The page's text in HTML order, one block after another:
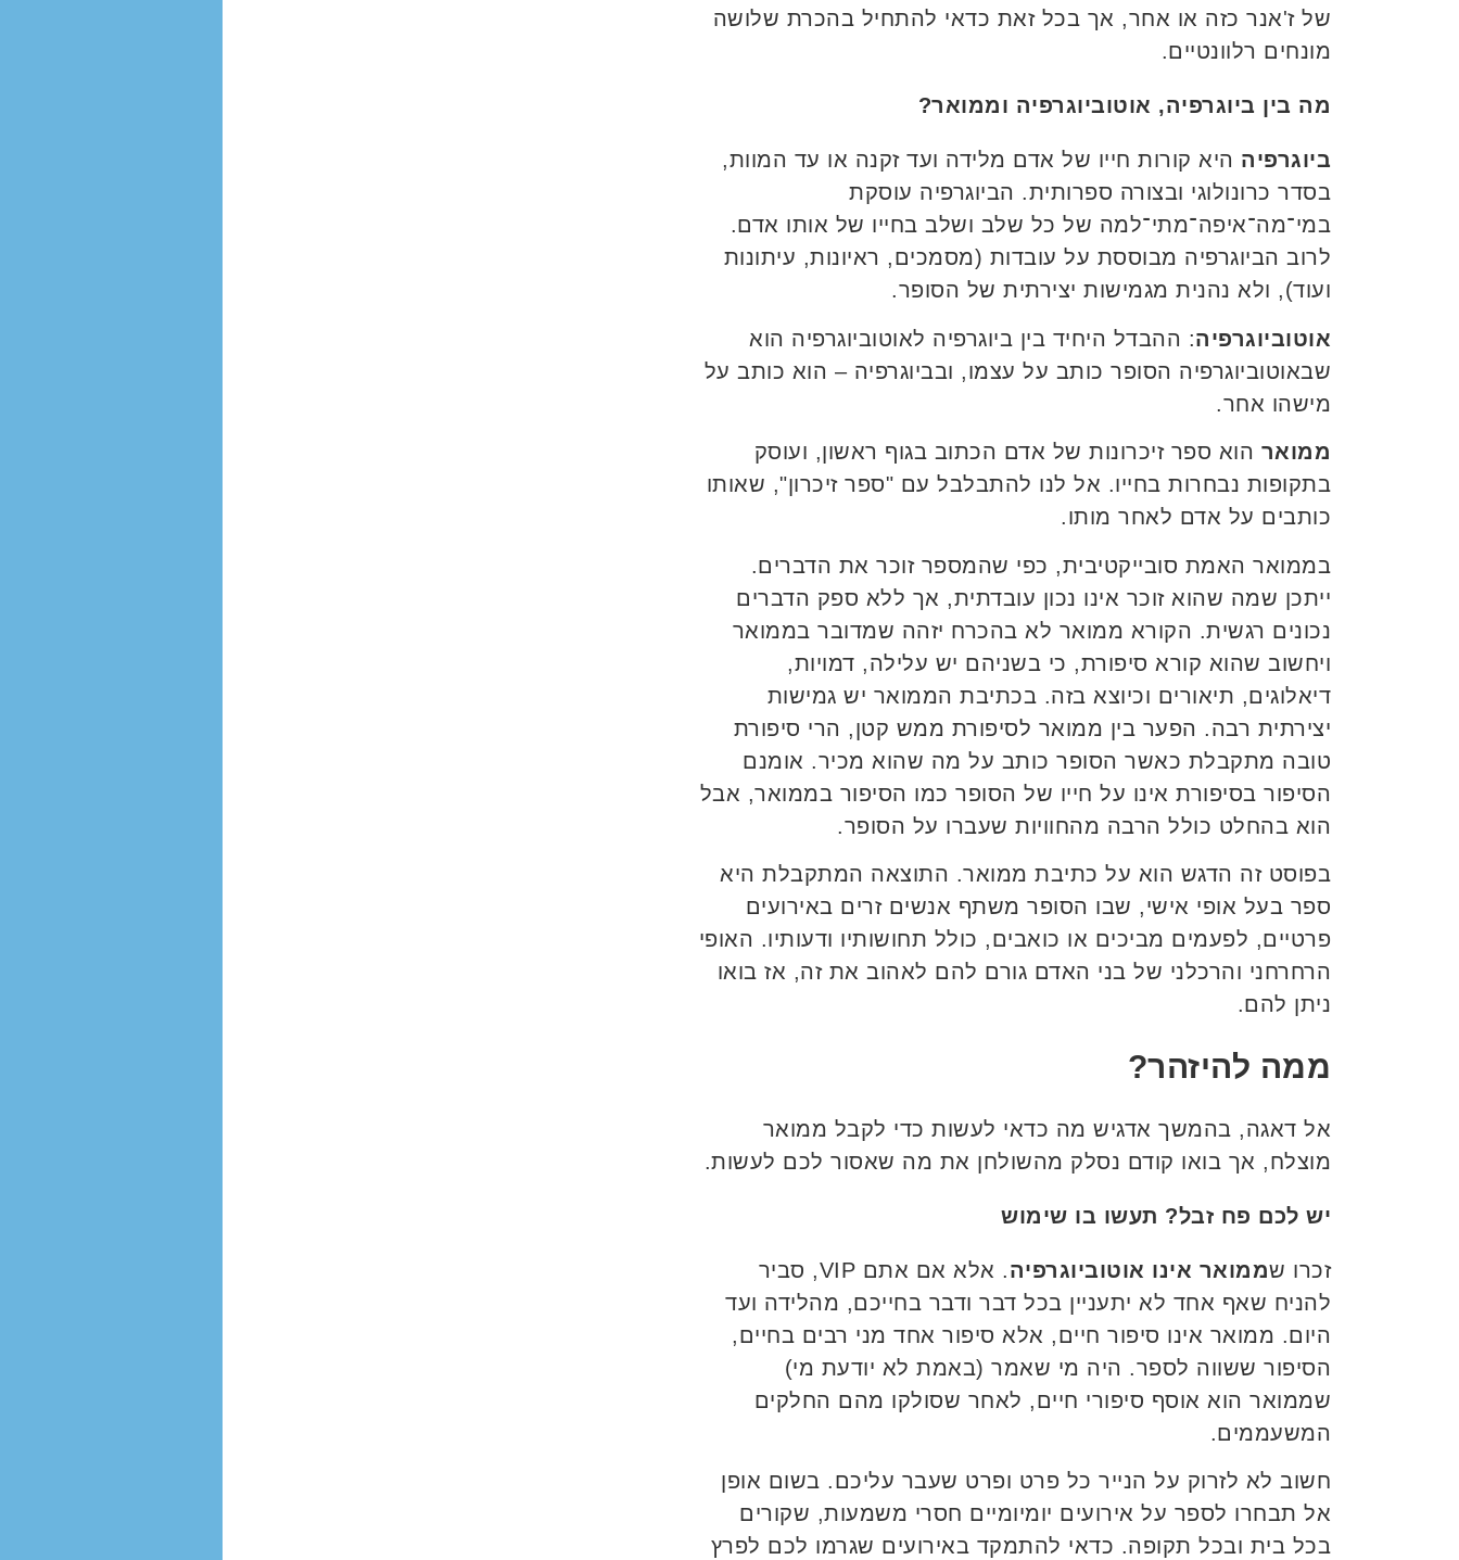
של ז'אנר כזה או אחר, אך בכל זאת כדאי להתחיל בהכרת שלושה
מונחים רלוונטיים.
מה בין ביוגרפיה, אוטוביוגרפיה וממואר?
ביוגרפיה היא קורות חייו של אדם מלידה ועד זקנה או עד המוות,
בסדר כרונולוגי ובצורה ספרותית. הביוגרפיה עוסקת
במי־מה־איפה־מתי־למה של כל שלב ושלב בחייו של אותו אדם.
לרוב הביוגרפיה מבוססת על עובדות (מסמכים, ראיונות, עיתונות
ועוד), ולא נהנית מגמישות יצירתית של הסופר.
אוטוביוגרפיה: ההבדל היחיד בין ביוגרפיה לאוטוביוגרפיה הוא
שבאוטוביוגרפיה הסופר כותב על עצמו, ובביוגרפיה – הוא כותב על
מישהו אחר.
ממואר הוא ספר זיכרונות של אדם הכתוב בגוף ראשון, ועוסק
בתקופות נבחרות בחייו. אל לנו להתבלבל עם "ספר זיכרון", שאותו
כותבים על אדם לאחר מותו.
בממואר האמת סובייקטיבית, כפי שהמספר זוכר את הדברים.
ייתכן שמה שהוא זוכר אינו נכון עובדתית, אך ללא ספק הדברים
נכונים רגשית. הקורא ממואר לא בהכרח יזהה שמדובר בממואר
ויחשוב שהוא קורא סיפורת, כי בשניהם יש עלילה, דמויות,
דיאלוגים, תיאורים וכיוצא בזה. בכתיבת הממואר יש גמישות
יצירתית רבה. הפער בין ממואר לסיפורת ממש קטן, הרי סיפורת
טובה מתקבלת כאשר הסופר כותב על מה שהוא מכיר. אומנם
הסיפור בסיפורת אינו על חייו של הסופר כמו הסיפור בממואר, אבל
הוא בהחלט כולל הרבה מהחוויות שעברו על הסופר.
בפוסט זה הדגש הוא על כתיבת ממואר. התוצאה המתקבלת היא
ספר בעל אופי אישי, שבו הסופר משתף אנשים זרים באירועים
פרטיים, לפעמים מביכים או כואבים, כולל תחושותיו ודעותיו. האופי
הרחרחני והרכלני של בני האדם גורם להם לאהוב את זה, אז בואו
ניתן להם.
ממה להיזהר?
אל דאגה, בהמשך אדגיש מה כדאי לעשות כדי לקבל ממואר
מוצלח, אך בואו קודם נסלק מהשולחן את מה שאסור לכם לעשות.
יש לכם פח זבל? תעשו בו שימוש
זכרו שממואר אינו אוטוביוגרפיה
. אלא אם אתם VIP, סביר
להניח שאף אחד לא יתעניין בכל דבר ודבר בחייכם, מהלידה ועד
היום. ממואר אינו סיפור חיים, אלא סיפור אחד מני רבים בחיים,
הסיפור ששווה לספר. היה מי שאמר (באמת לא יודעת מי)
שממואר הוא אוסף סיפורי חיים, לאחר שסולקו מהם החלקים
המשעממים.
חשוב לא לזרוק על הנייר כל פרט ופרט שעבר עליכם. בשום אופן
אל תבחרו לספר על אירועים יומיומיים חסרי משמעות, שקורים
בכל בית ובכל תקופה. כדאי להתמקד באירועים שגרמו לכם לפרץ